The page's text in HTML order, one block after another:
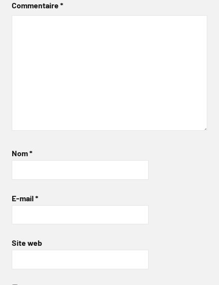
Commentaire*
Nom*
E-mail *
Site web